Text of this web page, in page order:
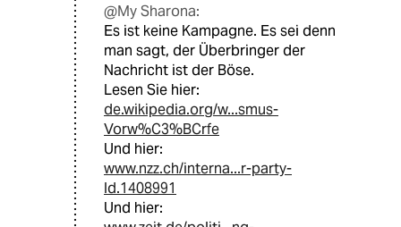
@My Sharona:
Es ist keine Kampagne. Es sei denn
man sagt, der Überbringer der
Nachricht ist der Böse.
Lesen Sie hier:
de.wikipedia.org/w...smus-
Vorw%C3%BCrfe
Und hier:
www.nzz.ch/interna...r-party-
ld.1408991
Und hier: